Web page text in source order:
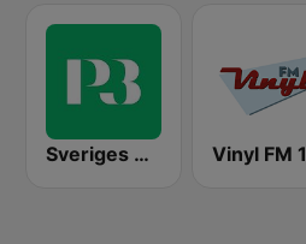
Sveriges Radio P3